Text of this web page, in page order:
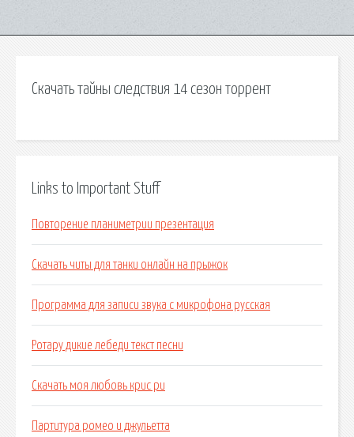
Скачать тайны следствия 14 сезон торрент
Links to Important Stuff
Повторение планиметрии презентация
Скачать читы для танки онлайн на прыжок
Программа для записи звука с микрофона русская
Ротару дикие лебеди текст песни
Скачать моя любовь крис ри
Партитура ромео и джульетта